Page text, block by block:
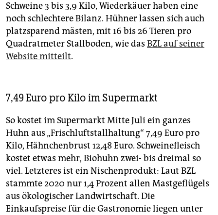
Schweine 3 bis 3,9 Kilo, Wiederkäuer haben eine
noch schlechtere Bilanz. Hühner lassen sich auch
platzsparend mästen, mit 16 bis 26 Tieren pro
Quadratmeter Stallboden, wie das BZL auf seiner
Website mitteilt.
7,49 Euro pro Kilo im Supermarkt
So kostet im Supermarkt Mitte Juli ein ganzes
Huhn aus „Frischluftstallhaltung“ 7,49 Euro pro
Kilo, Hähnchenbrust 12,48 Euro. Schweinefleisch
kostet etwas mehr, Biohuhn zwei- bis dreimal so
viel. Letzteres ist ein Nischenprodukt: Laut BZL
stammte 2020 nur 1,4 Prozent allen Mastgeflügels
aus ökologischer Landwirtschaft. Die
Einkaufspreise für die Gastronomie liegen unter